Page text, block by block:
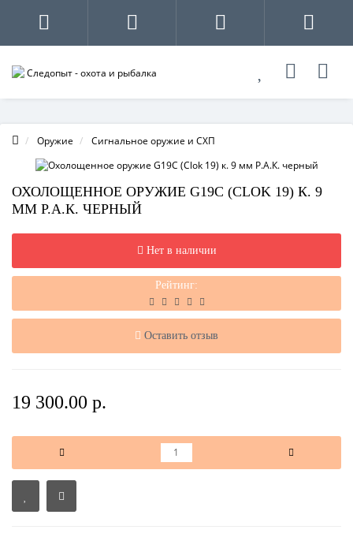
Оружие Сигнальное оружие и СХП
ОХОЛОЩЕННОЕ ОРУЖИЕ G19C (CLOK 19) К. 9
ММ Р.А.К. ЧЕРНЫЙ
Нет в наличии
Рейтинг:
Оставить отзыв
19 300.00 р.